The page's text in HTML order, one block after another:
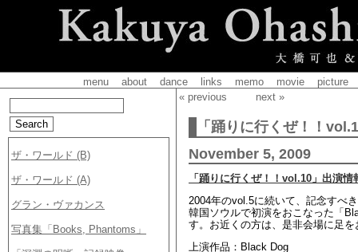
menu about dance links memo movie
picture
« previous
next »
「踊りに行くぜ！！
November 5, 2009
「踊りに行くぜ！！vol.10」出演情
2004年のvol.5に続いて、記念すべ
韓国ソウルで初演をおこなった「
す。お近くの方は、是非会場に足
上演作品：Black Dog